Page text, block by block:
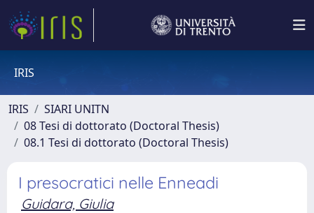
IRIS
IRIS
SIARI UNITN
08 Tesi di dottorato (Doctoral Thesis)
08.1 Tesi di dottorato (Doctoral Thesis)
I presocratici nelle Enneadi
Guidara, Giulia